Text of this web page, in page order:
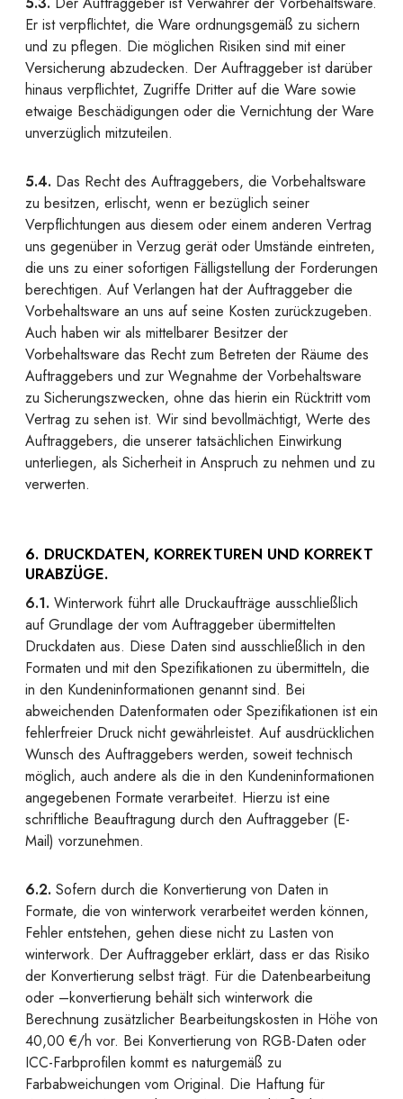
Er ist verpflichtet, die Ware ordnungsgemäß zu sichern
und zu pflegen. Die möglichen Risiken sind mit einer
Versicherung abzudecken. Der Auftraggeber ist darüber
hinaus verpflichtet, Zugriffe Dritter auf die Ware sowie
etwaige Beschädigungen oder die Vernichtung der Ware
unverzüglich mitzuteilen.
5.4. Das Recht des Auftraggebers, die Vorbehaltsware
zu besitzen, erlischt, wenn er bezüglich seiner
Verpflichtungen aus diesem oder einem anderen Vertrag
uns gegenüber in Verzug gerät oder Umstände eintreten,
die uns zu einer sofortigen Fälligstellung der Forderungen
berechtigen. Auf Verlangen hat der Auftraggeber die
Vorbehaltsware an uns auf seine Kosten zurückzugeben.
Auch haben wir als mittelbarer Besitzer der
Vorbehaltsware das Recht zum Betreten der Räume des
Auftraggebers und zur Wegnahme der Vorbehaltsware
zu Sicherungszwecken, ohne das hierin ein Rücktritt vom
Vertrag zu sehen ist. Wir sind bevollmächtigt, Werte des
Auftraggebers, die unserer tatsächlichen Einwirkung
unterliegen, als Sicherheit in Anspruch zu nehmen und zu
verwerten.
6. DRUCKDATEN, KORREKTUREN UND KORREKT
URABZÜGE.
6.1. Winterwork führt alle Druckaufträge ausschließlich
auf Grundlage der vom Auftraggeber übermittelten
Druckdaten aus. Diese Daten sind ausschließlich in den
Formaten und mit den Spezifikationen zu übermitteln, die
in den Kundeninformationen genannt sind. Bei
abweichenden Datenformaten oder Spezifikationen ist ein
fehlerfreier Druck nicht gewährleistet. Auf ausdrücklichen
Wunsch des Auftraggebers werden, soweit technisch
möglich, auch andere als die in den Kundeninformationen
angegebenen Formate verarbeitet. Hierzu ist eine
schriftliche Beauftragung durch den Auftraggeber (E-
Mail) vorzunehmen.
6.2. Sofern durch die Konvertierung von Daten in
Formate, die von winterwork verarbeitet werden können,
Fehler entstehen, gehen diese nicht zu Lasten von
winterwork. Der Auftraggeber erklärt, dass er das Risiko
der Konvertierung selbst trägt. Für die Datenbearbeitung
oder –konvertierung behält sich winterwork die
Berechnung zusätzlicher Bearbeitungskosten in Höhe von
40,00 €/h vor. Bei Konvertierung von RGB-Daten oder
ICC-Farbprofilen kommt es naturgemäß zu
Farbabweichungen vom Original. Die Haftung für